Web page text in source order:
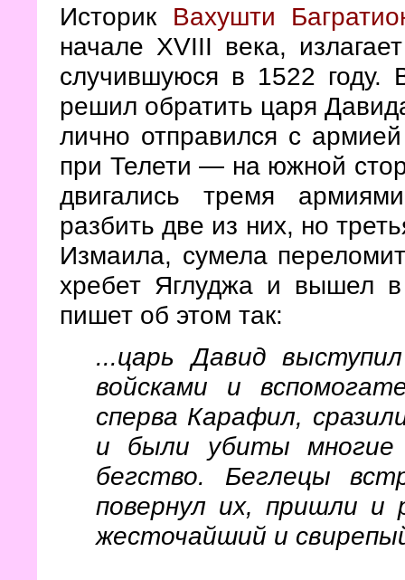
Историк Вахушти
начале XVIII века,
случившуюся в 1522 году.
решил обратить царя
лично отправился с
при Телети — на южной
двигались тремя
разбить две из них, но
Измаила, сумела
хребет Яглуджа и вышел
пишет об этом так:
...царь Давид
войсками и
сперва Карафил,
и были убиты многие
бегство. Беглецы
повернул их, пришли и
жесточайший и